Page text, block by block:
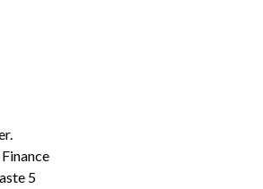
5